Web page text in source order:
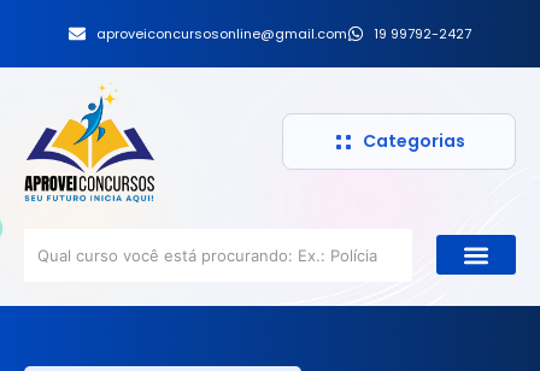
aproveiconcursosonline@gmail.com 19 99792-2427
Categorias